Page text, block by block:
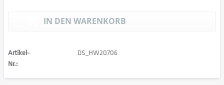
IN DEN WARENKORB
Artikel-
Nr.:
DS_HW20706